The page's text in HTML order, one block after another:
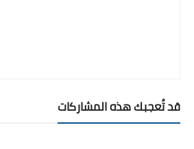
قد تُعجبك هذه المشاركات